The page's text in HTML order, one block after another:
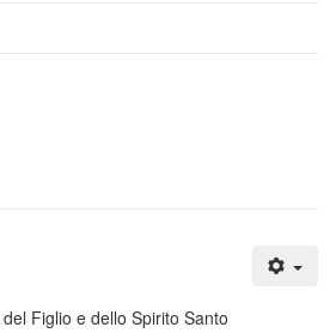
Figlio e dello Spirito Santo